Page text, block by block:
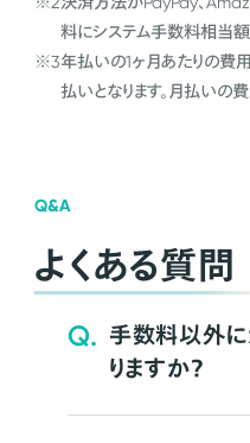
料にシステム手数料相当額
※3年払いの1ヶ月あたりの費
払いとなります。月払いの
Q&A
よくある質問
Q. 手数料以外
りますか？